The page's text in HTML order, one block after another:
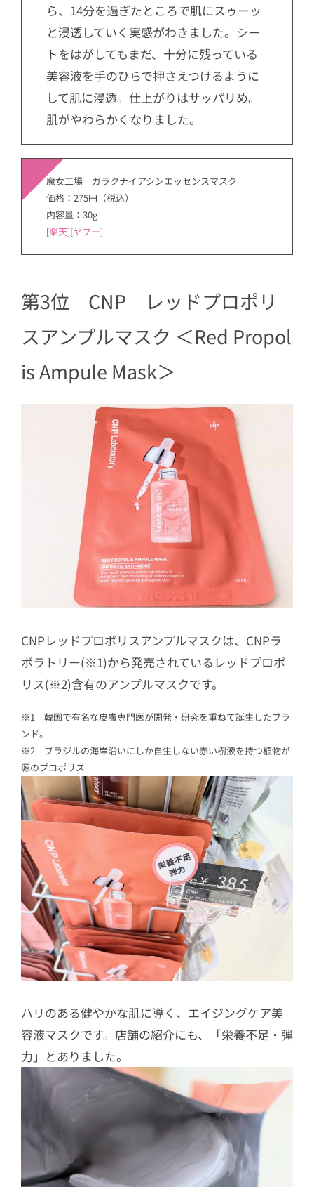
ら、14分を過ぎたところで肌にスゥーッ
と浸透していく実感がわきました。シー
トをはがしてもまだ、十分に残っている
美容液を手のひらで押さえつけるように
して肌に浸透。仕上がりはサッパリめ。
肌がやわらかくなりました。
魔女工場 ガラクナイアシンエッセンスマスク
価格：275円（税込）
内容量：30g
[楽天][ヤフー]
第3位 CNP レッドプロポリ
スアンプルマスク ＜Red Propol
is Ampule Mask＞
CNPレッドプロポリスアンプルマスクは、CNPラ
ボラトリー(※1)から発売されているレッドプロポ
リス(※2)含有のアンプルマスクです。
※1 韓国で有名な皮膚専門医が開発・研究を重ねて誕生したブラ
ンド。
※2 ブラジルの海岸沿いにしか自生しない赤い樹液を持つ植物が
源のプロポリス
ハリのある健やかな肌に導く、エイジングケア美
容液マスクです。店舗の紹介にも、「栄養不足・弾
力」とありました。